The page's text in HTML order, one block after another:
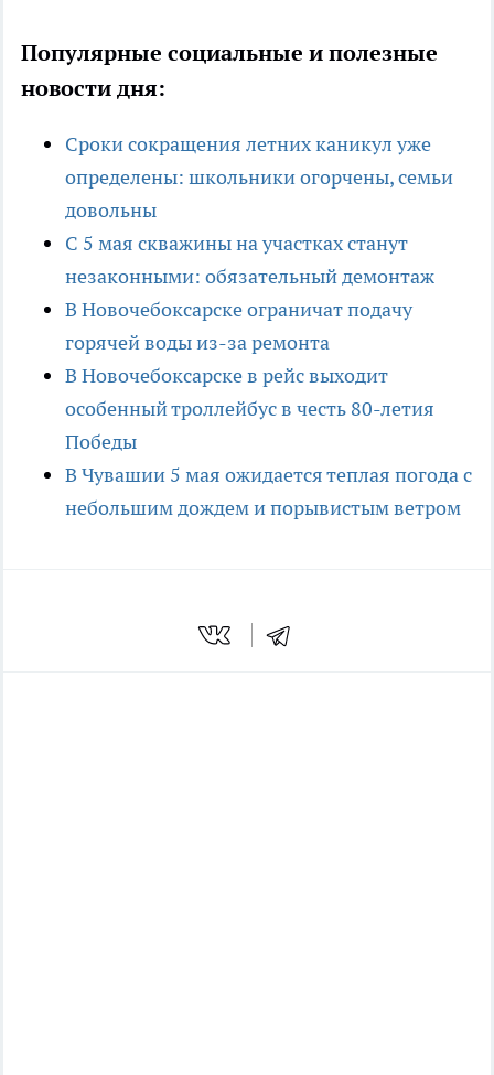
Популярные социальные и полезные
новости дня:
Сроки сокращения летних каникул уже
определены: школьники огорчены, семьи
довольны
С 5 мая скважины на участках станут
незаконными: обязательный демонтаж
В Новочебоксарске ограничат подачу
горячей воды из-за ремонта
В Новочебоксарске в рейс выходит
особенный троллейбус в честь 80-летия
Победы
В Чувашии 5 мая ожидается теплая погода с
небольшим дождем и порывистым ветром